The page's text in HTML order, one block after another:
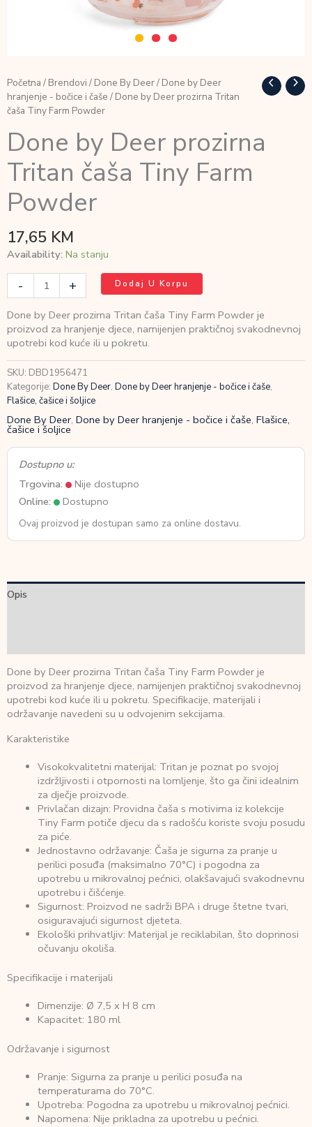
Početna / Brendovi / Done By Deer/ Done by Deer
hranjenje - bočice i čaše / Done by Deer prozirna Tritan
čaša Tiny Farm Powder
Done by Deer prozirna
Tritan čaša Tiny Farm
Powder
17,65 KM
Availability: Na stanju
-
prozirna
Tritan
čaša
Tiny
Farm
Powder
količina
+ Dodaj U Korpu
Done by Deer prozirna Tritan čaša Tiny Farm Powder je
proizvod za hranjenje djece, namijenjen praktičnoj svakodnevnoj
upotrebi kod kuće ili u pokretu.
SKU: DBD1956471
Kategorije: Done By Deer, Done by Deer hranjenje - bočice i čaše,
Flašice, čašice i šoljice
Done By Deer, Done by Deer hranjenje - bočice i čaše, Flašice,
čašice i šoljice
Dostupno u:
Trgovina:
Nije dostupno
Online:
Dostupno
Ovaj proizvod je dostupan samo za online dostavu.
Opis
Done by Deer prozirna Tritan čaša Tiny Farm Powder je
proizvod za hranjenje djece, namijenjen praktičnoj svakodnevnoj
upotrebi kod kuće ili u pokretu. Specifikacije, materijali i
održavanje navedeni su u odvojenim sekcijama.
Karakteristike
Visokokvalitetni materijal: Tritan je poznat po svojoj
izdržljivosti i otpornosti na lomljenje, što ga čini idealnim
za dječje proizvode. ​
Privlačan dizajn: Providna čaša s motivima iz kolekcije
Tiny Farm potiče djecu da s radošću koriste svoju posudu
za piće. ​
Jednostavno održavanje: Čaša je sigurna za pranje u
perilici posuđa (maksimalno 70°C) i pogodna za
upotrebu u mikrovalnoj pećnici, olakšavajući svakodnevnu
upotrebu i čišćenje. ​
Sigurnost: Proizvod ne sadrži BPA i druge štetne tvari,
osiguravajući sigurnost djeteta. ​
Ekološki prihvatljiv: Materijal je reciklabilan, što doprinosi
očuvanju okoliša. ​
Specifikacije i materijali
Dimenzije: Ø 7,5 x H 8 cm ​
Kapacitet: 180 ml ​
Održavanje i sigurnost
Pranje: Sigurna za pranje u perilici posuđa na
temperaturama do 70°C. ​
Upotreba: Pogodna za upotrebu u mikrovalnoj pećnici. ​
Napomena: Nije prikladna za upotrebu u pećnici. ​